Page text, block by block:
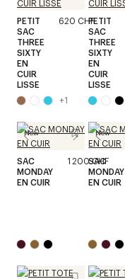
PETIT
SAC
THREE
SIXTY
EN
CUIR
LISSE
620 CHF
+1
PETIT
SAC
THREE
SIXTY
EN
CUIR
LISSE
New
SAC
MONDAY
EN CUIR
1 200 CHF
New
SAC
MONDAY
EN CUIR